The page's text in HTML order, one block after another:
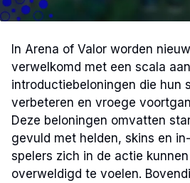
In Arena of Valor worden
verwelkomd met een scala aan
introductiebeloningen die hun
verbeteren en vroege
Deze beloningen omvatten
gevuld met helden, skins en
spelers zich in de actie
overweldigd te voelen.